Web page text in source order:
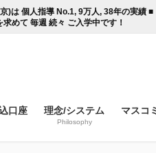
個人指導 No.1, 9万人, 38年の実績
めて 毎週 続々 ご入学中です！
口座 理念/システム
Philosophy
マスコ